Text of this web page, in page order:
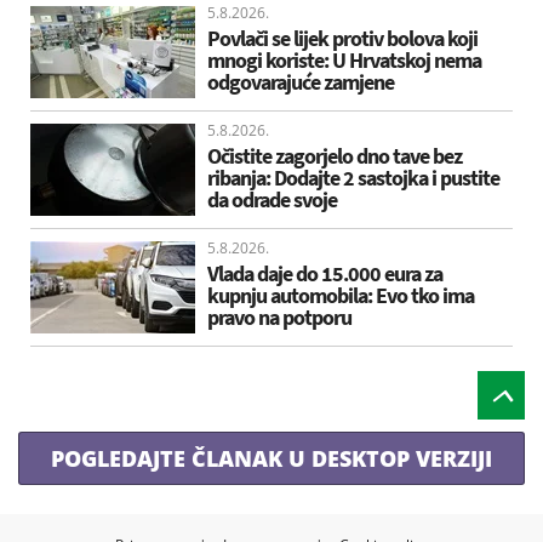
5.8.2026.
Povlači se lijek protiv bolova koji
mnogi koriste: U Hrvatskoj nema
odgovarajuće zamjene
5.8.2026.
Očistite zagorjelo dno tave bez
ribanja: Dodajte 2 sastojka i pustite
da odrade svoje
5.8.2026.
Vlada daje do 15.000 eura za
kupnju automobila: Evo tko ima
pravo na potporu
POGLEDAJTE ČLANAK U DESKTOP VERZIJI